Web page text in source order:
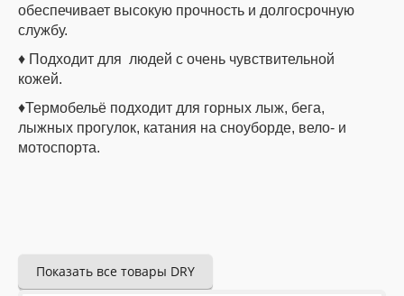
обеспечивает высокую прочность и долгосрочную
службу.
♦ Подходит для людей с очень чувствительной
кожей.
♦Термобельё подходит для горных лыж, бега,
лыжных прогулок, катания на сноуборде, вело- и
мотоспорта.
Показать все товары DRY